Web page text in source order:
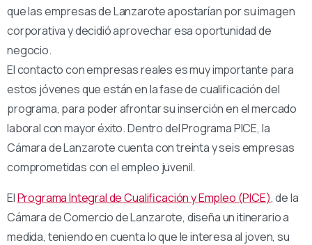
que las empresas de Lanzarote apostarían por su imagen
corporativa y decidió aprovechar esa oportunidad de
negocio.
El contacto con empresas reales es muy importante para
estos jóvenes que están en la fase de cualificación del
programa, para poder afrontar su inserción en el mercado
laboral con mayor éxito. Dentro del Programa PICE, la
Cámara de Lanzarote cuenta con treinta y seis empresas
comprometidas con el empleo juvenil.
ElPrograma Integral de Cualificación y Empleo (PICE), de la
Cámara de Comercio de Lanzarote, diseña un itinerario a
medida, teniendo en cuenta lo que le interesa al joven, su